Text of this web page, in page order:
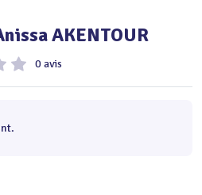
AKENTOUR
0 avis